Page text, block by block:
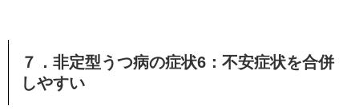
７．非定型うつ病の症状6：不安症状を合併
しやすい